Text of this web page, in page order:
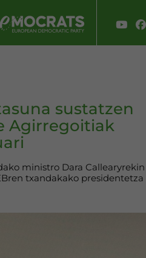
sustatzen
Agirregoitiak
ministro Dara Callearyrekin
txandakako presidentetza